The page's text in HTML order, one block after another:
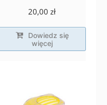
20,00zł
Dowiedz się
więcej